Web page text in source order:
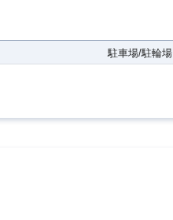
駐車場/駐輪場